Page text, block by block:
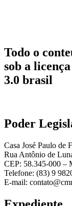
Todo o
sob a
3.0 brasil
Poder
Casa José Paulo de
Rua Antônio de
CEP: 58.345-000 –
Telefone: (83) 9
E-mail: